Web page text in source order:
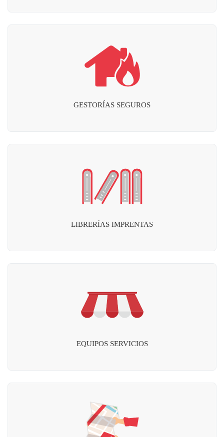
GESTORÍAS SEGUROS
LIBRERÍAS IMPRENTAS
EQUIPOS SERVICIOS